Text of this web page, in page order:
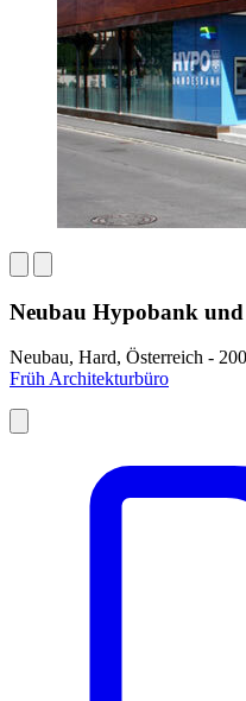
Neubau Hypobank
Neubau, Hard, Österreich -
Früh Architekturbüro